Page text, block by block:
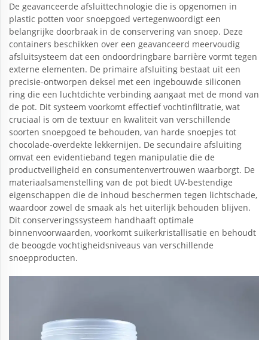
De geavanceerde afsluittechnologie die is opgenomen in
plastic potten voor snoepgoed vertegenwoordigt een
belangrijke doorbraak in de conservering van snoep. Deze
containers beschikken over een geavanceerd meervoudig
afsluitsysteem dat een ondoordringbare barrière vormt tegen
externe elementen. De primaire afsluiting bestaat uit een
precisie-ontworpen deksel met een ingebouwde siliconen
ring die een luchtdichte verbinding aangaat met de mond van
de pot. Dit systeem voorkomt effectief vochtinfiltratie, wat
cruciaal is om de textuur en kwaliteit van verschillende
soorten snoepgoed te behouden, van harde snoepjes tot
chocolade-overdekte lekkernijen. De secundaire afsluiting
omvat een evidentieband tegen manipulatie die de
productveiligheid en consumentenvertrouwen waarborgt. De
materiaalsamenstelling van de pot biedt UV-bestendige
eigenschappen die de inhoud beschermen tegen lichtschade,
waardoor zowel de smaak als het uiterlijk behouden blijven.
Dit conserveringssysteem handhaaft optimale
binnenvoorwaarden, voorkomt suikerkristallisatie en behoudt
de beoogde vochtigheidsniveaus van verschillende
snoepproducten.